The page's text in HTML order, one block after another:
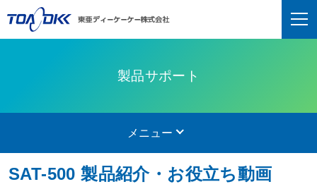
製品サポート
メニュー
SAT-500 製品紹介・お役立ち動画